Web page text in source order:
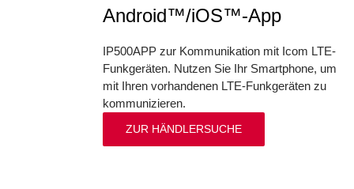
Android™/iOS™-App
IP500APP zur Kommunikation mit Icom LTE-
Funkgeräten. Nutzen Sie Ihr Smartphone, um
mit Ihren vorhandenen LTE-Funkgeräten zu
kommunizieren.
ZUR HÄNDLERSUCHE